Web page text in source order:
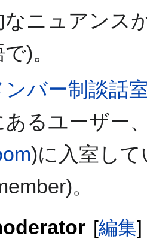
なニュアンス
)。
ンバー制談話
あるユーザー
)に入室し
。
[編集]